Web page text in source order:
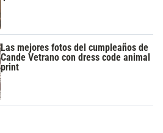
Las mejores fotos del cumpleaños de
Cande Vetrano con dress code animal
print